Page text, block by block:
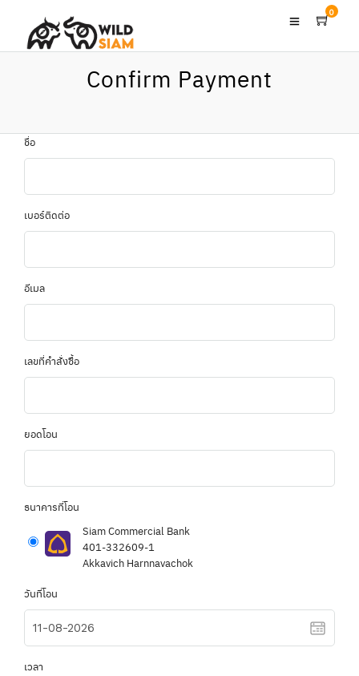
0
Confirm Payment
ชื่อ
เบอร์ติดต่อ
อีเมล
เลขที่คำสั่งซื้อ
ยอดโอน
ธนาคารที่โอน
Siam Commercial Bank
401-332609-1
Akkavich Harnnavachok
วันที่โอน
เวลา